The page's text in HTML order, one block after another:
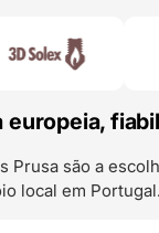
europeia,
Prusa são a
local em Portugal.